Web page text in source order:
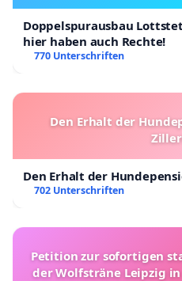
Doppelspurausbau
hier haben auch Rechte!
770 Unterschriften
Den Erhalt der
Den Erhalt der
702 Unterschriften
Petition zur sofortigen
der Wolfsträne Leipzig